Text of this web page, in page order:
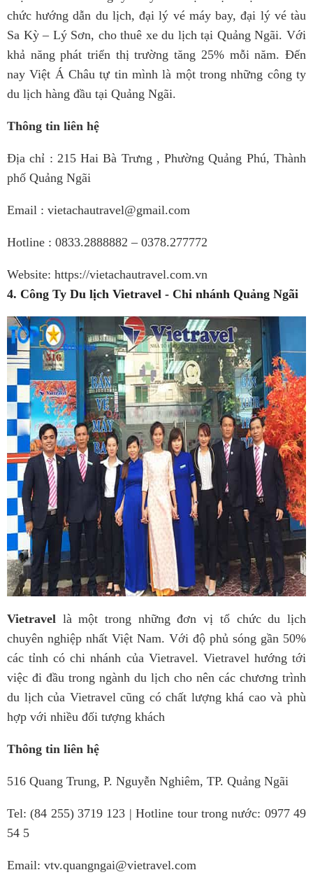
chức hướng dẫn du lịch, đại lý vé máy bay, đại lý vé tàu
Sa Kỳ – Lý Sơn, cho thuê xe du lịch tại Quảng Ngãi. Với
khả năng phát triển thị trường tăng 25% mỗi năm. Đến
nay Việt Á Châu tự tin mình là một trong những công ty
du lịch hàng đầu tại Quảng Ngãi.
Thông tin liên hệ
Địa chỉ : 215 Hai Bà Trưng , Phường Quảng Phú, Thành
phố Quảng Ngãi
Email : vietachautravel@gmail.com
Hotline : 0833.2888882 – 0378.277772
Website: https://vietachautravel.com.vn
4. Công Ty Du lịch Vietravel - Chi nhánh Quảng Ngãi
Vietravel là một trong những đơn vị tổ chức du lịch
chuyên nghiệp nhất Việt Nam. Với độ phủ sóng gần 50%
các tỉnh có chi nhánh của Vietravel. Vietravel hướng tới
việc đi đầu trong ngành du lịch cho nên các chương trình
du lịch của Vietravel cũng có chất lượng khá cao và phù
hợp với nhiều đối tượng khách
Thông tin liên hệ
516 Quang Trung, P. Nguyễn Nghiêm, TP. Quảng Ngãi
Tel: (84 255) 3719 123 | Hotline tour trong nước: 0977 49
54 5
Email: vtv.quangngai@vietravel.com